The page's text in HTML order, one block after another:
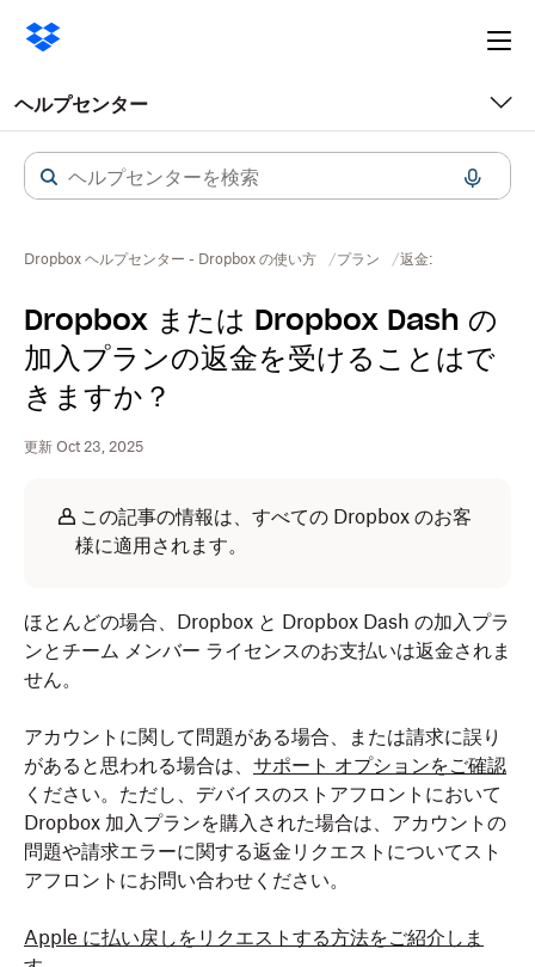
ヘルプセンター
Dropbox ヘルプセンター - Dropbox の使い方 プラン 返金:
Dropbox または Dropbox Dash の
加入プランの返金を受けることはで
きますか？
更新 Oct 23, 2025
この記事の情報は、すべての Dropbox のお客
様に適用されます。
ほとんどの場合、Dropbox と Dropbox Dash の加入プラ
ンとチーム メンバー ライセンスのお支払いは返金されま
せん。
アカウントに関して問題がある場合、または請求に誤り
があると思われる場合は、 サポート オプションをご確認
ください。ただし、デバイスのストアフロントにおいて
Dropbox 加入プランを購入された場合は、アカウントの
問題や請求エラーに関する返金リクエストについてスト
アフロントにお問い合わせください。
Apple に払い戻しをリクエストする方法をご紹介しま